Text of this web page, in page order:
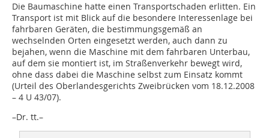
Die Baumaschine hatte einen Transportschaden erlitten. Ein
Transport ist mit Blick auf die besondere Interessenlage bei
fahrbaren Geräten, die bestimmungsgemäß an
wechselnden Orten eingesetzt werden, auch dann zu
bejahen, wenn die Maschine mit dem fahrbaren Unterbau,
auf dem sie montiert ist, im Straßenverkehr bewegt wird,
ohne dass dabei die Maschine selbst zum Einsatz kommt
(Urteil des Oberlandesgerichts Zweibrücken vom 18.12.2008
– 4 U 43/07).
–Dr. tt.–